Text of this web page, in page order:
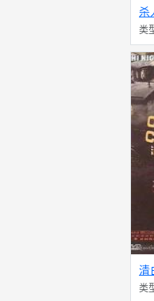
杀
类
清
类